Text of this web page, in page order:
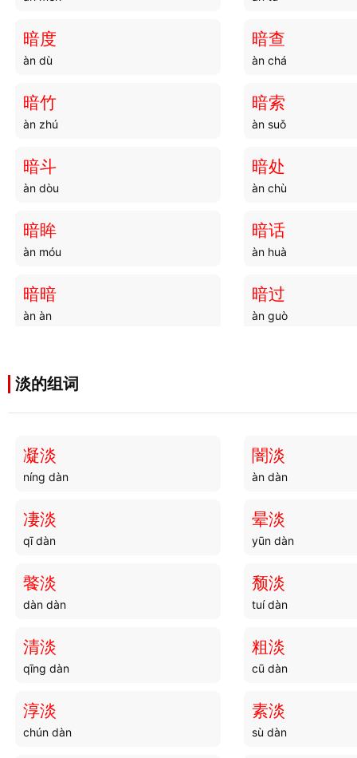
暗度
àn dù
暗查
àn chá
暗竹
àn zhú
暗索
àn suǒ
暗斗
àn dòu
暗处
àn chù
暗眸
àn móu
暗话
àn huà
暗暗
àn àn
暗过
àn guò
àn jiǔ
暗场 暗夫
暗箱 暗海
暗石 暗谷
暗沟 暗枪
暗浅 暗聋
淡的组词
凝淡
níng dàn
闇淡
àn dàn
凄淡
qī dàn
晕淡
yūn dàn
饏淡
dàn dàn
颓淡
tuí dàn
清淡
qīng dàn
粗淡
cū dàn
淳淡
chún dàn
素淡
sù dàn